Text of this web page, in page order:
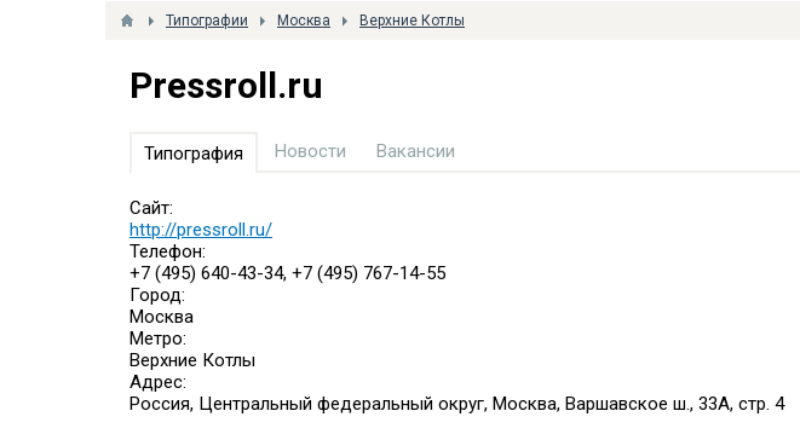
Типографии Москва Верхние Котлы
Pressroll.ru
Типография Новости Вакансии
Сайт:
http://pressroll.ru/
Телефон:
+7 (495) 640-43-34, +7 (495) 767-14-55
Город:
Москва
Метро:
Верхние Котлы
Адрес:
Россия, Центральный федеральный округ, Москва, Варшавское ш., 33А, стр. 4